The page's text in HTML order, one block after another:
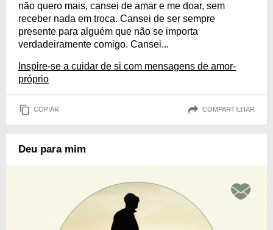
não quero mais, cansei de amar e me doar, sem
receber nada em troca. Cansei de ser sempre
presente para alguém que não se importa
verdadeiramente comigo. Cansei...
Inspire-se a cuidar de si com mensagens de amor-
próprio
COPIAR COMPARTILHAR
Deu para mim